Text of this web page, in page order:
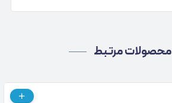
محصولات مرتبط